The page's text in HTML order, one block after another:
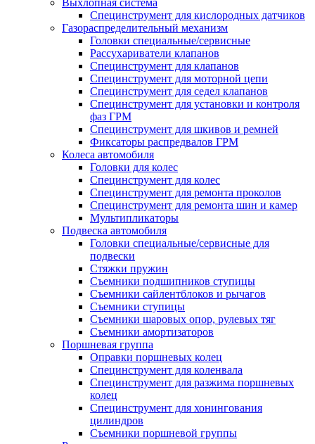
Выхлопная система
Специнструмент для кислородных датчиков
Газораспределительный механизм
Головки специальные/сервисные
Рассухариватели клапанов
Специнструмент для клапанов
Специнструмент для моторной цепи
Специнструмент для седел клапанов
Специнструмент для установки и контроля
фаз ГРМ
Специнструмент для шкивов и ремней
Фиксаторы распредвалов ГРМ
Колеса автомобиля
Головки для колес
Специнструмент для колес
Специнструмент для ремонта проколов
Специнструмент для ремонта шин и камер
Мультипликаторы
Подвеска автомобиля
Головки специальные/сервисные для
подвески
Стяжки пружин
Съемники подшипников ступицы
Съемники сайлентблоков и рычагов
Съемники ступицы
Съемники шаровых опор, рулевых тяг
Съемники амортизаторов
Поршневая группа
Оправки поршневых колец
Специнструмент для коленвала
Специнструмент для разжима поршневых
колец
Специнструмент для хонингования
цилиндров
Съемники поршневой группы